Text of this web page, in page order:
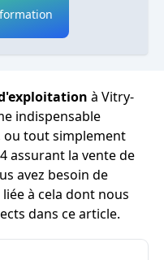
à Vitry-
indispensable
tout simplement
assurant la vente de
avez besoin de
à cela dont nous
dans ce article.